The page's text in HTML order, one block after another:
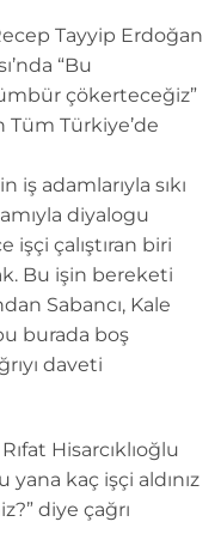
Tayyip Erdoğan
“Bu
çökerteceğiz”
Türkiye’de
iş adamlarıyla sıkı
diyalogu
işçi çalıştıran biri
Bu işin bereketi
Sabancı, Kale
burada boş
daveti
Hisarcıklıoğlu
yana kaç işçi aldınız
diye çağrı